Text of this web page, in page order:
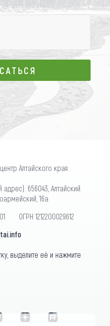
Алтайского края
656043, Алтайский
16а
ОГРН 1212200029612
выделите её и нажмите